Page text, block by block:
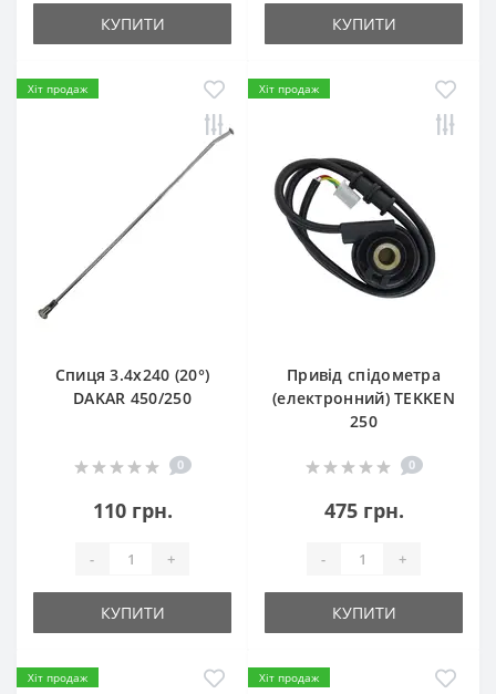
КУПИТИ КУПИТИ
Хіт продаж
Спиця 3.4х240 (20°)
DAKAR 450/250
0
110 грн.
- +
КУПИТИ
Хіт продаж
Привід спідометра
(електронний) TEKKEN
250
0
475 грн.
- +
КУПИТИ
Хіт продаж Хіт продаж